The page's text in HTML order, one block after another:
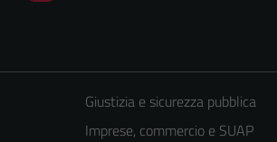
Giustizia e sicurezza pubblica
Imprese, commercio e SUAP